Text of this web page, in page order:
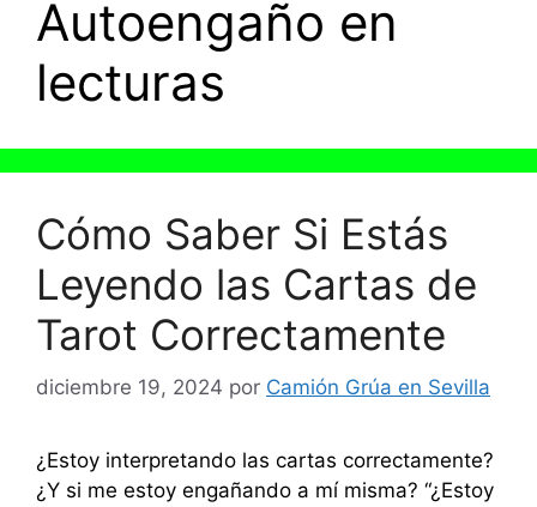
Autoengaño en
lecturas
Cómo Saber Si Estás
Leyendo las Cartas de
Tarot Correctamente
diciembre 19, 2024 por Camión Grúa en Sevilla
¿Estoy interpretando las cartas correctamente?
¿Y si me estoy engañando a mí misma? “¿Estoy